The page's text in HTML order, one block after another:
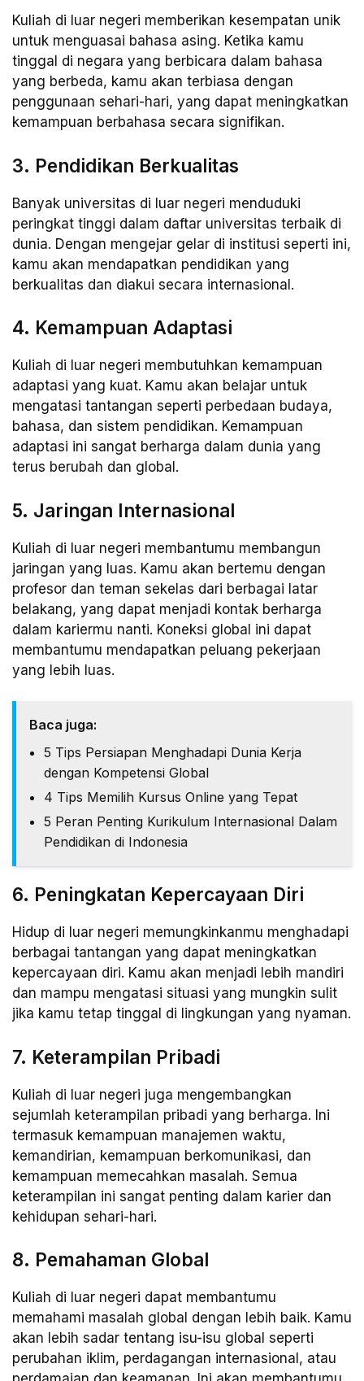
Kuliah di luar negeri memberikan kesempatan unik
untuk menguasai bahasa asing. Ketika kamu
tinggal di negara yang berbicara dalam bahasa
yang berbeda, kamu akan terbiasa dengan
penggunaan sehari-hari, yang dapat meningkatkan
kemampuan berbahasa secara signifikan.
3. Pendidikan Berkualitas
Banyak universitas di luar negeri menduduki
peringkat tinggi dalam daftar universitas terbaik di
dunia. Dengan mengejar gelar di institusi seperti ini,
kamu akan mendapatkan pendidikan yang
berkualitas dan diakui secara internasional.
4. Kemampuan Adaptasi
Kuliah di luar negeri membutuhkan kemampuan
adaptasi yang kuat. Kamu akan belajar untuk
mengatasi tantangan seperti perbedaan budaya,
bahasa, dan sistem pendidikan. Kemampuan
adaptasi ini sangat berharga dalam dunia yang
terus berubah dan global.
5. Jaringan Internasional
Kuliah di luar negeri membantumu membangun
jaringan yang luas. Kamu akan bertemu dengan
profesor dan teman sekelas dari berbagai latar
belakang, yang dapat menjadi kontak berharga
dalam kariermu nanti. Koneksi global ini dapat
membantumu mendapatkan peluang pekerjaan
yang lebih luas.
Baca juga:
5 Tips Persiapan Menghadapi Dunia Kerja
dengan Kompetensi Global
4 Tips Memilih Kursus Online yang Tepat
5 Peran Penting Kurikulum Internasional Dalam
Pendidikan di Indonesia
6. Peningkatan Kepercayaan Diri
Hidup di luar negeri memungkinkanmu menghadapi
berbagai tantangan yang dapat meningkatkan
kepercayaan diri. Kamu akan menjadi lebih mandiri
dan mampu mengatasi situasi yang mungkin sulit
jika kamu tetap tinggal di lingkungan yang nyaman.
7. Keterampilan Pribadi
Kuliah di luar negeri juga mengembangkan
sejumlah keterampilan pribadi yang berharga. Ini
termasuk kemampuan manajemen waktu,
kemandirian, kemampuan berkomunikasi, dan
kemampuan memecahkan masalah. Semua
keterampilan ini sangat penting dalam karier dan
kehidupan sehari-hari.
8. Pemahaman Global
Kuliah di luar negeri dapat membantumu
memahami masalah global dengan lebih baik. Kamu
akan lebih sadar tentang isu-isu global seperti
perubahan iklim, perdagangan internasional, atau